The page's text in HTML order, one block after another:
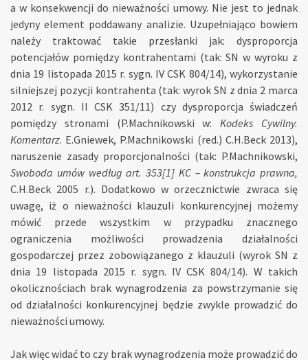
a w konsekwencji do nieważności umowy. Nie jest to jednak
jedyny element poddawany analizie. Uzupełniająco bowiem
należy traktować takie przesłanki jak: dysproporcja
potencjałów pomiędzy kontrahentami (tak: SN w wyroku z
dnia 19 listopada 2015 r. sygn. IV CSK 804/14), wykorzystanie
silniejszej pozycji kontrahenta (tak: wyrok SN z dnia 2 marca
2012 r. sygn. II CSK 351/11) czy dysproporcja świadczeń
pomiędzy stronami (P.Machnikowski w:Kodeks Cywilny.
Komentarz. E.Gniewek, P.Machnikowski (red.) C.H.Beck 2013),
naruszenie zasady proporcjonalności (tak: P.Machnikowski,
Swoboda umów według art. 353[1] KC – konstrukcja prawna,
C.H.Beck 2005 r.). Dodatkowo w orzecznictwie zwraca się
uwagę, iż o nieważności klauzuli konkurencyjnej możemy
mówić przede wszystkim w przypadku znacznego
ograniczenia możliwości prowadzenia działalności
gospodarczej przez zobowiązanego z klauzuli (wyrok SN z
dnia 19 listopada 2015 r. sygn. IV CSK 804/14). W takich
okolicznościach brak wynagrodzenia za powstrzymanie się
od działalności konkurencyjnej będzie zwykle prowadzić do
nieważności umowy.
Jak więc widać to czy brak wynagrodzenia może prowadzić do